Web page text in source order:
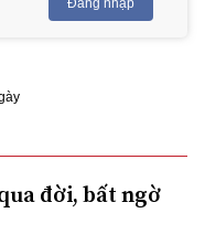
Đăng nhập
đời, bất ngờ